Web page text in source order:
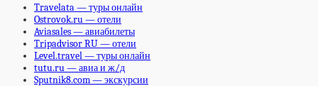
Travelata — туры онлайн
Ostrovok.ru — отели
Aviasales — авиабилеты
Tripadvisor RU — отели
Level.travel — туры онлайн
tutu.ru — авиа и ж/д
Sputnik8.com — экскурсии